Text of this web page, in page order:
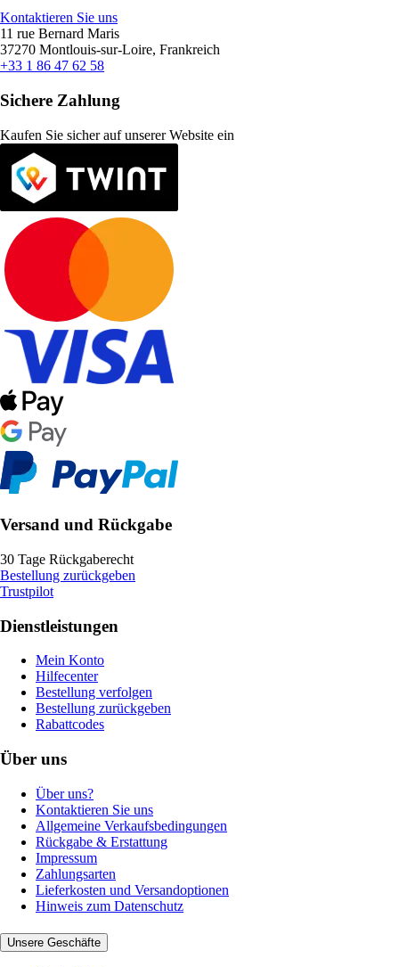
Kontaktieren Sie uns
11 rue Bernard Maris
37270 Montlouis-sur-Loire, Frankreich
+33 1 86 47 62 58
Sichere Zahlung
Kaufen Sie sicher auf unserer Website ein
Versand und Rückgabe
30 Tage Rückgaberecht
Bestellung zurückgeben
Trustpilot
Dienstleistungen
Mein Konto
Hilfecenter
Bestellung verfolgen
Bestellung zurückgeben
Rabattcodes
Über uns
Über uns?
Kontaktieren Sie uns
Allgemeine Verkaufsbedingungen
Rückgabe & Erstattung
Impressum
Zahlungsarten
Lieferkosten und Versandoptionen
Hinweis zum Datenschutz
Unsere Geschäfte